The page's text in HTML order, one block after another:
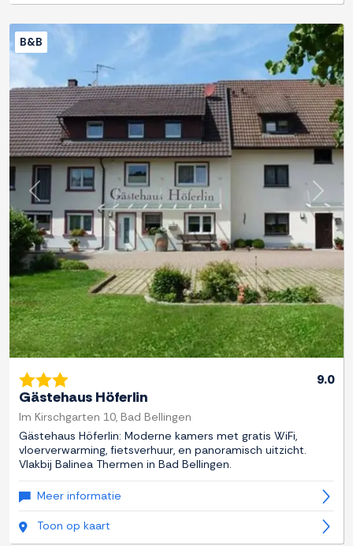
Previous Next
B&B
9.0
Gästehaus Höferlin
Im Kirschgarten 10, Bad Bellingen
Gästehaus Höferlin: Moderne kamers met gratis WiFi,
vloerverwarming, fietsverhuur, en panoramisch uitzicht.
Vlakbij Balinea Thermen in Bad Bellingen.
Meer informatie
Toon op kaart